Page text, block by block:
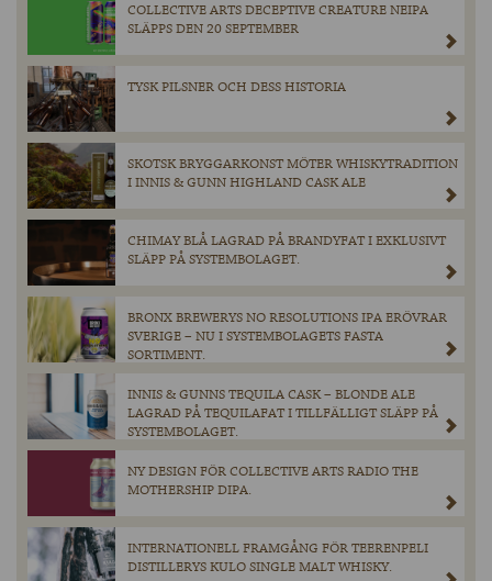
COLLECTIVE ARTS DECEPTIVE CREATURE NEIPA
SLÄPPS DEN 20 SEPTEMBER
TYSK PILSNER OCH DESS HISTORIA
SKOTSK BRYGGARKONST MÖTER WHISKYTRADITION
I INNIS & GUNN HIGHLAND CASK ALE
CHIMAY BLÅ LAGRAD PÅ BRANDYFAT I EXKLUSIVT
SLÄPP PÅ SYSTEMBOLAGET.
BRONX BREWERYS NO RESOLUTIONS IPA ERÖVRAR
SVERIGE – NU I SYSTEMBOLAGETS FASTA
SORTIMENT.
INNIS & GUNNS TEQUILA CASK – BLONDE ALE
LAGRAD PÅ TEQUILAFAT I TILLFÄLLIGT SLÄPP PÅ
SYSTEMBOLAGET.
NY DESIGN FÖR COLLECTIVE ARTS RADIO THE
MOTHERSHIP DIPA.
INTERNATIONELL FRAMGÅNG FÖR TEERENPELI
DISTILLERYS KULO SINGLE MALT WHISKY.